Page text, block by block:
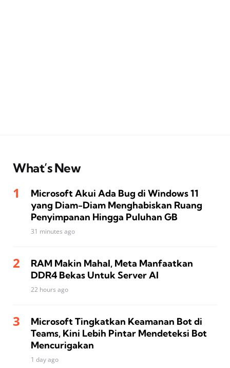
What’s New
Microsoft Akui Ada Bug di Windows 11
yang Diam-Diam Menghabiskan Ruang
Penyimpanan Hingga Puluhan GB
31 minutes ago
RAM Makin Mahal, Meta Manfaatkan
DDR4 Bekas Untuk Server AI
22 hours ago
Microsoft Tingkatkan Keamanan Bot di
Teams, Kini Lebih Pintar Mendeteksi Bot
Mencurigakan
1 day ago